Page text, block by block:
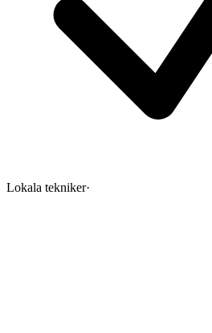
Lokala tekniker·